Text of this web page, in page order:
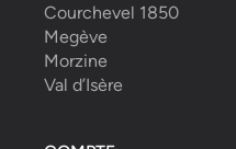
Courchevel 1850
Megève
Morzine
Val d’Isère